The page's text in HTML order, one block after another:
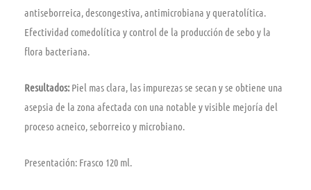
antiseborreica, descongestiva, antimicrobiana y queratolítica.
Efectividad comedolítica y control de la producción de sebo y la
flora bacteriana.
Resultados:Piel mas clara, las impurezas se secan y se obtiene una
asepsia de la zona afectada con una notable y visible mejoría del
proceso acneico, seborreico y microbiano.
Presentación: Frasco 120 ml.